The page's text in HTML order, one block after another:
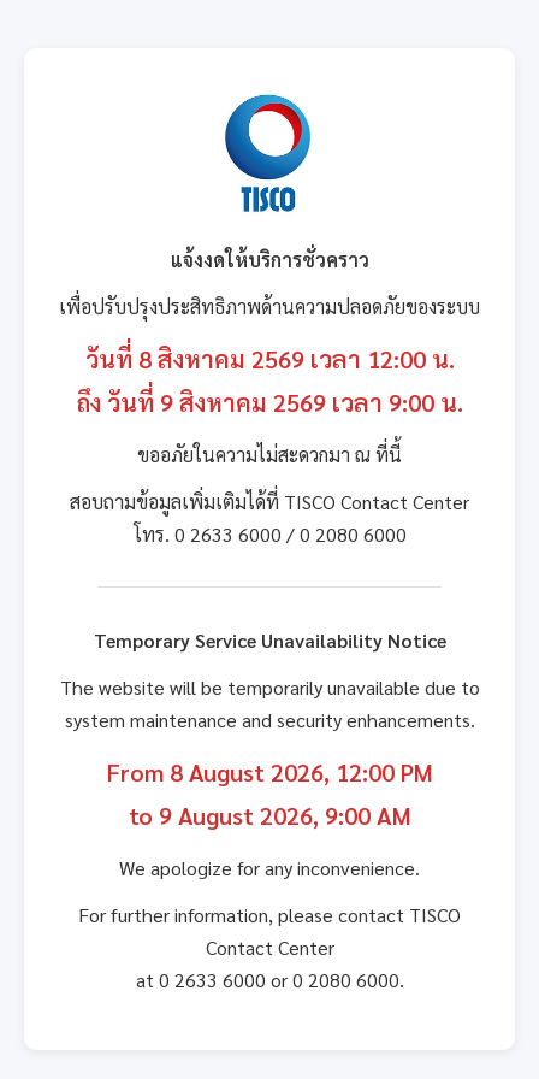
แจ้งงดให้บริการชั่วคราว
เพื่อปรับปรุงประสิทธิภาพด้านความปลอดภัยของระบบ
วันที่ 8 สิงหาคม 2569 เวลา 12:00 น.
ถึง วันที่ 9 สิงหาคม 2569 เวลา 9:00 น.
ขออภัยในความไม่สะดวกมา ณ ที่นี้
สอบถามข้อมูลเพิ่มเติมได้ที่ TISCO Contact Center
โทร. 0 2633 6000 / 0 2080 6000
Temporary Service Unavailability Notice
The website will be temporarily unavailable due to
system maintenance and security enhancements.
From 8 August 2026, 12:00 PM
to 9 August 2026, 9:00 AM
We apologize for any inconvenience.
For further information, please contact TISCO
Contact Center
at 0 2633 6000 or 0 2080 6000.